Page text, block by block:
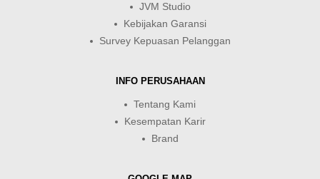
JVM Studio
Kebijakan Garansi
Survey Kepuasan Pelanggan
INFO PERUSAHAAN
Tentang Kami
Kesempatan Karir
Brand